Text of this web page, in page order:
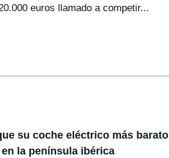
euros llamado a competir...
su coche eléctrico más barato
la península ibérica